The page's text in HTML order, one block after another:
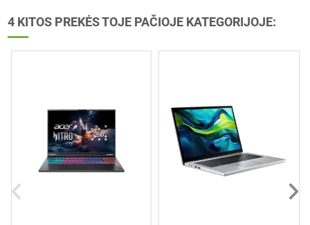
4 KITOS PREKĖS TOJE PAČIOJE KATEGORIJOJE: